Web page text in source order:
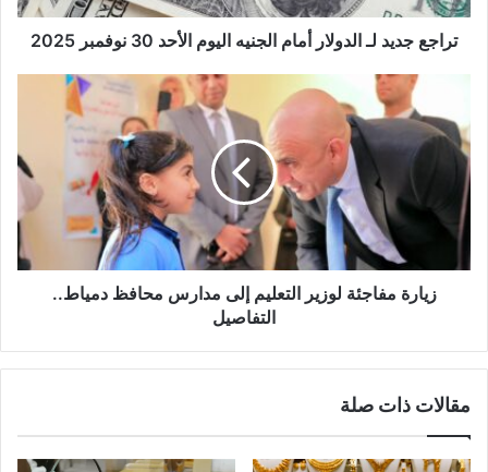
ر
تراجع جديد لـ الدولار أمام الجنيه اليوم الأحد 30 نوفمبر 2025
زيارة مفاجئة لوزير التعليم إلى مدارس محافظ دمياط..
التفاصيل
مقالات ذات صلة